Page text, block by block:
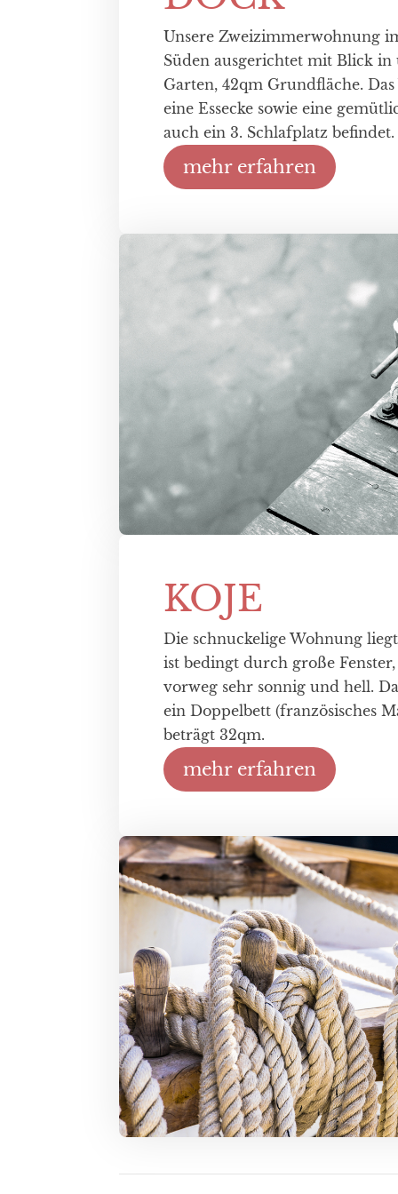
Unsere Zweizimmerwohnung
Süden ausgerichtet mit Blick in
Garten, 42qm Grundfläche.
eine Essecke sowie eine
auch ein 3. Schlafplatz befindet.
mehr erfahren
KOJE
Die schnuckelige Wohnung
ist bedingt durch große
vorweg sehr sonnig und hell.
ein Doppelbett (französisches
beträgt 32qm.
mehr erfahren